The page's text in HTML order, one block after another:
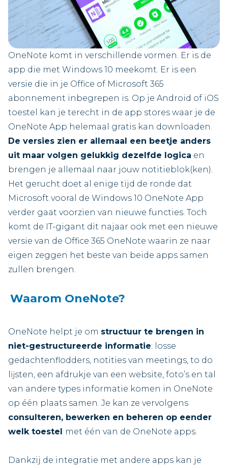
OneNote komt in verschillende vormen. Er is de
app die met Windows 10 meekomt. Er is een
versie die in je Office of Microsoft 365
abonnement inbegrepen is. Op je Android of iOS
toestel kan je terecht in de app stores waar je de
OneNote App helemaal gratis kan downloaden.
De versies zien er allemaal een beetje anders
uit maar volgen gelukkig dezelfde logica en
brengen je allemaal naar jouw notitieblok(ken).
Het gerucht doet al enige tijd de ronde dat
Microsoft vooral de Windows 10 OneNote App
verder gaat voorzien van nieuwe functies. Toch
komt de IT-gigant dit najaar ook met een nieuwe
versie van de Office 365 OneNote waarin ze naar
eigen zeggen het beste van beide apps samen
zullen brengen.
Waarom OneNote?
OneNote helpt je om structuur te brengen in
niet-gestructureerde informatie: losse
gedachtenflodders, notities van meetings, to do
lĳsten, een afdrukje van een website, foto’s en tal
van andere types informatie komen in OneNote
op één plaats samen. Je kan ze vervolgens
consulteren, bewerken en beheren op eender
welk toestel met één van de OneNote apps.
Dankzij de integratie met andere apps kan je